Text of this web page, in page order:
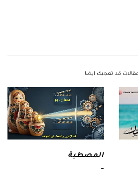
مقالات قد تعجبك ايضا
المصطبة